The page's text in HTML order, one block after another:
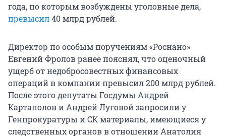
года, по которым возбуждены уголовные дела,
превысил40 млрд рублей.
Директор по особым поручениям «Роснано»
Евгений Фролов ранее пояснял, что оценочный
ущерб от недобросовестных финансовых
операций в компании превысил 200 млрд рублей.
После этого депутаты Госдумы Андрей
Картаполов и Андрей Луговой запросили у
Генпрокуратуры и СК материалы, имеющиеся у
следственных органов в отношении Анатолия